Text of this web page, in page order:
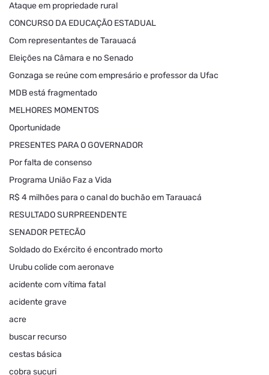
Ataque em propriedade rural
CONCURSO DA EDUCAÇÃO ESTADUAL
Com representantes de Tarauacá
Eleições na Câmara e no Senado
Gonzaga se reúne com empresário e professor da Ufac
MDB está fragmentado
MELHORES MOMENTOS
Oportunidade
PRESENTES PARA O GOVERNADOR
Por falta de consenso
Programa União Faz a Vida
R$ 4 milhões para o canal do buchão em Tarauacá
RESULTADO SURPREENDENTE
SENADOR PETECÃO
Soldado do Exército é encontrado morto
Urubu colide com aeronave
acidente com vítima fatal
acidente grave
acre
buscar recurso
cestas básica
cobra sucuri